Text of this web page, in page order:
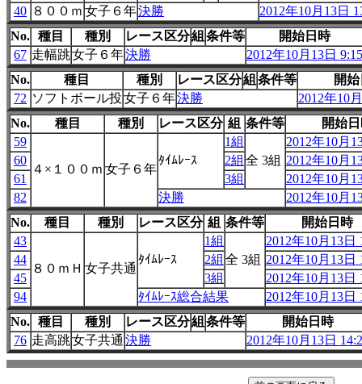
40 ８００ｍ 女子６年決勝
2012年10月13日
No. 種目 種別 レース区分組 条件等
開始日時
67 走幅跳女子６年決勝
2012年10月13日 9:15
No.
種目 種別 レース区分組 条件等
開
72 ソフトボール投女子６年決勝
2012年10
No.
種目 種別 レース区分 組 条件等
開始
59
４×１００ｍ 女子６年
ﾀｲﾑﾚｰｽ
1組
全 3組
2012年10月
60
2組
2012年10月
61
3組
2012年10月
82
決勝
2012年10月
No.
種目 種別 レース区分 組 条件等
開始日時
43
８０ｍＨ 女子共通
ﾀｲﾑﾚｰｽ
1組
全 3組
2012年10月13日
44
2組
2012年10月13日
45
3組
2012年10月13日
94
ﾀｲﾑﾚｰｽ総合結果
2012年10月13日
No. 種目 種別 レース区分組 条件等
開始日時
76 走高跳女子共通 決勝 2012年10月13日